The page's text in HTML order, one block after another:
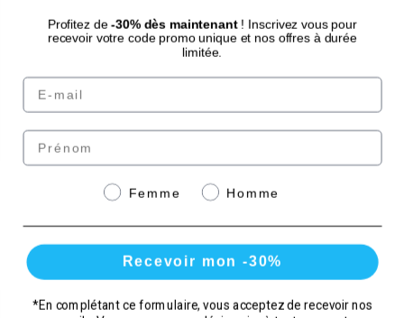
Quantité
© Laboratoire des GRANIONS 2026 | Paiement sécurisé | *Norme AFNOR NF EN
eafit.com|punch-power.com
Paiement sécurisé avec
Profitez de -30% dès maintenant! Inscrivez vous pour
recevoir votre code promo unique et nos offres à durée
limitée.
Email
Prénom
GenreFemme Homme
Recevoir mon -30%
*En complétant ce formulaire, vous acceptez de recevoir nos